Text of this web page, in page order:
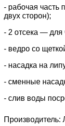
- рабочая часть
двух сторон);
- 2 отсека —
- ведро со
- насадка на
- сменные
- слив воды
Производитель: